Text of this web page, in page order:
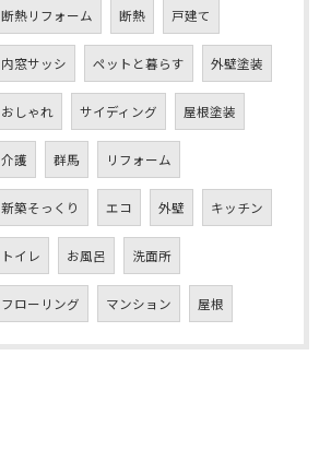
断熱リフォーム 断熱 戸建て
内窓サッシ ペットと暮らす 外壁塗装
おしゃれ サイディング 屋根塗装
介護 群馬 リフォーム
新築そっくり エコ 外壁 キッチン
トイレ お風呂 洗面所
フローリング マンション 屋根